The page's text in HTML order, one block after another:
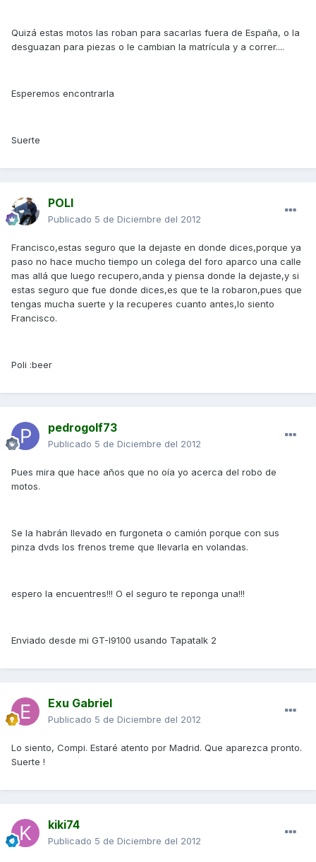
Quizá estas motos las roban para sacarlas fuera de España, o la
desguazan para piezas o le cambian la matrícula y a correr....
Esperemos encontrarla
Suerte
POLI
Publicado 5 de Diciembre del 2012
Francisco,estas seguro que la dejaste en donde dices,porque ya
paso no hace mucho tiempo un colega del foro aparco una calle
mas allá que luego recupero,anda y piensa donde la dejaste,y si
estas seguro que fue donde dices,es que te la robaron,pues que
tengas mucha suerte y la recuperes cuanto antes,lo siento
Francisco.
Poli :beer
pedrogolf73
Publicado 5 de Diciembre del 2012
Pues mira que hace años que no oía yo acerca del robo de
motos.
Se la habrán llevado en furgoneta o camión porque con sus
pinza dvds los frenos treme que llevarla en volandas.
espero la encuentres!!! O el seguro te reponga una!!!
Enviado desde mi GT-I9100 usando Tapatalk 2
Exu Gabriel
Publicado 5 de Diciembre del 2012
Lo siento, Compi. Estaré atento por Madrid. Que aparezca pronto.
Suerte !
kiki74
Publicado 5 de Diciembre del 2012